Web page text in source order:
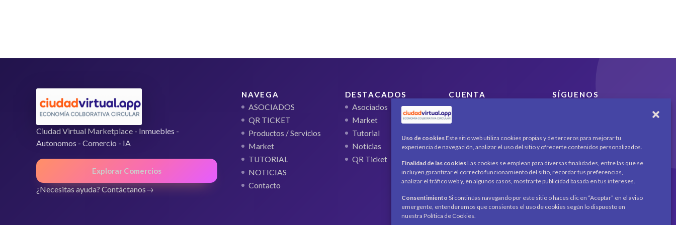
Uso de cookies Este sitio web utiliza cookies propias y de terceros para mejorar tu
experiencia de navegación, analizar el uso del sitio y ofrecerte contenidos personalizados.
Finalidad de las cookies Las cookies se emplean para diversas finalidades, entre las que se
incluyen garantizar el correcto funcionamiento del sitio, recordar tus preferencias,
analizar el tráfico web y, en algunos casos, mostrarte publicidad basada en tus intereses.
Consentimiento Si continúas navegando por este sitio o haces clic en “Aceptar” en el aviso
emergente, entenderemos que consientes el uso de cookies según lo dispuesto en
nuestra Política de Cookies.
Ciudad Virtual Marketplace - Inmuebles -
Autonomos - Comercio - IA
Explorar Comercios
¿Necesitas ayuda? Contáctanos
NAVEGA
ASOCIADOS
QR TICKET
Productos / Servicios
Market
TUTORIAL
NOTICIAS
Contacto
DESTACADOS
Asociados
Market
Tutorial
Noticias
QR Ticket
CUENTA
Asociados
Noticias
SÍGUENOS
promociones.
Recibe novedades y
promociones en tu
correo.